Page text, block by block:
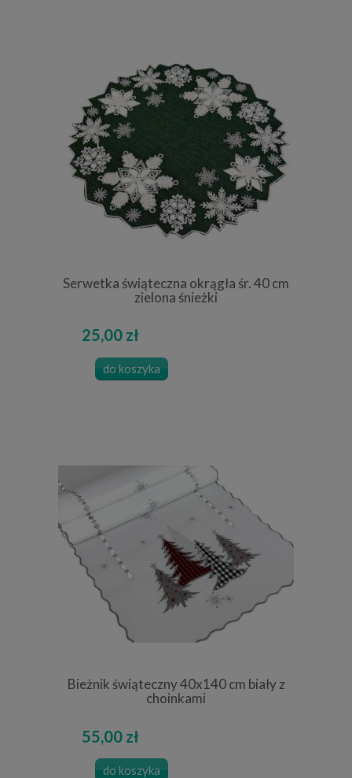
Serwetka świąteczna okrągła śr. 40 cm
zielona śnieżki
25,00 zł
do koszyka
Bieżnik świąteczny 40x140 cm biały z
choinkami
55,00 zł
do koszyka